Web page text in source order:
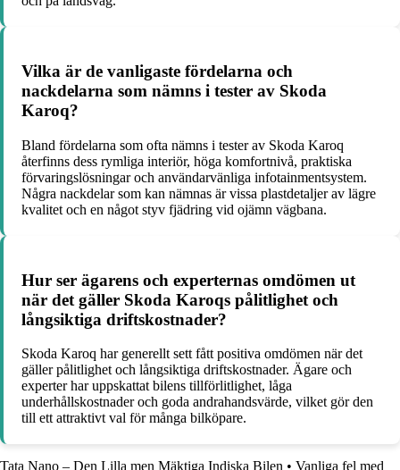
Vilka är de vanligaste fördelarna och
nackdelarna som nämns i tester av Skoda
Karoq?
Bland fördelarna som ofta nämns i tester av Skoda Karoq
återfinns dess rymliga interiör, höga komfortnivå, praktiska
förvaringslösningar och användarvänliga infotainmentsystem.
Några nackdelar som kan nämnas är vissa plastdetaljer av lägre
kvalitet och en något styv fjädring vid ojämn vägbana.
Hur ser ägarens och experternas omdömen ut
när det gäller Skoda Karoqs pålitlighet och
långsiktiga driftskostnader?
Skoda Karoq har generellt sett fått positiva omdömen när det
gäller pålitlighet och långsiktiga driftskostnader. Ägare och
experter har uppskattat bilens tillförlitlighet, låga
underhållskostnader och goda andrahandsvärde, vilket gör den
till ett attraktivt val för många bilköpare.
Tata Nano – Den Lilla men Mäktiga Indiska Bilen • Vanliga fel med